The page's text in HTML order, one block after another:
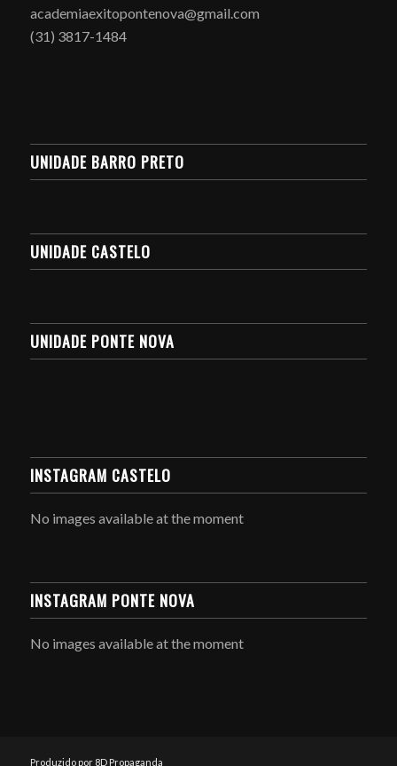
academiaexitopontenova@gmail.com
(31) 3817-1484
UNIDADE BARRO PRETO
UNIDADE CASTELO
UNIDADE PONTE NOVA
INSTAGRAM CASTELO
No images available at the moment
INSTAGRAM PONTE NOVA
No images available at the moment
Produzido por 8D Propaganda